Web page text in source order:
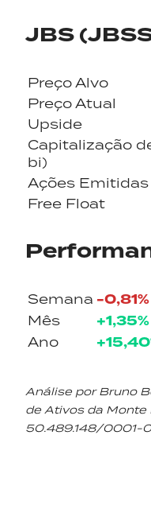
JBS
Preço Alvo
Preço Atual
Upside
Capitalização
bi)
Ações
Free Float
Semana -0,81%
Mês +1,35%
Ano
Análise por Bruno
de Ativos da Monte
50.489.148/0001-